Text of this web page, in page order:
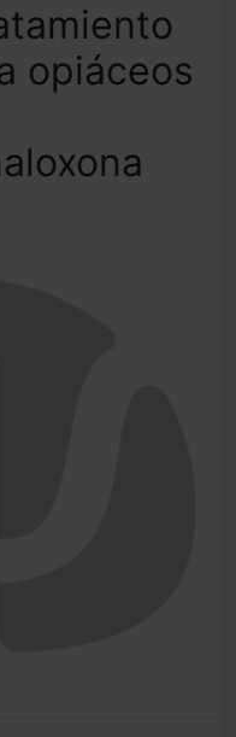
opiáceos